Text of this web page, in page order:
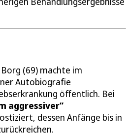
(69) machte im
Autobiografie
öffentlich. Bei
aggressiver“
dessen Anfänge bis in